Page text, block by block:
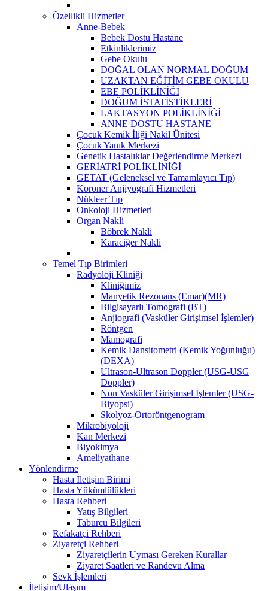
Özellikli Hizmetler
Anne-Bebek
Bebek Dostu Hastane
Etkinliklerimiz
Gebe Okulu
DOĞAL OLAN NORMAL DOĞUM
UZAKTAN EĞİTİM GEBE OKULU
EBE POLİKLİNİĞİ
DOĞUM İSTATİSTİKLERİ
LAKTASYON POLİKLİNİĞİ
ANNE DOSTU HASTANE
Çocuk Kemik İliği Nakil Ünitesi
Çocuk Yanık Merkezi
Genetik Hastalıklar Değerlendirme Merkezi
GERİATRİ POLİKLİNİĞİ
GETAT (Geleneksel ve Tamamlayıcı Tıp)
Koroner Anjiyografi Hizmetleri
Nükleer Tıp
Onkoloji Hizmetleri
Organ Nakli
Böbrek Nakli
Karaciğer Nakli
Temel Tıp Birimleri
Radyoloji Kliniği
Kliniğimiz
Manyetik Rezonans (Emar)(MR)
Bilgisayarlı Tomografi (BT)
Anjiografi (Vasküler Girişimsel İşlemler)
Röntgen
Mamografi
Kemik Dansitometri (Kemik Yoğunluğu)
(DEXA)
Ultrason-Ultrason Doppler (USG-USG
Doppler)
Non Vasküler Girişimsel İşlemler (USG-
Biyopsi)
Skolyoz-Ortoröntgenogram
Mikrobiyoloji
Kan Merkezi
Biyokimya
Ameliyathane
Yönlendirme
Hasta İletişim Birimi
Hasta Yükümlülükleri
Hasta Rehberi
Yatış Bilgileri
Taburcu Bilgileri
Refakatçi Rehberi
Ziyaretçi Rehberi
Ziyaretçilerin Uyması Gereken Kurallar
Ziyaret Saatleri ve Randevu Alma
Sevk İşlemleri
İletişim/Ulaşım